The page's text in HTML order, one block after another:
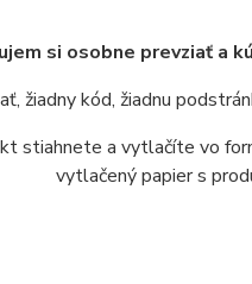
si osobne prevziať a
žiadny kód, žiadnu
stiahnete a vytlačíte vo
vytlačený papier s